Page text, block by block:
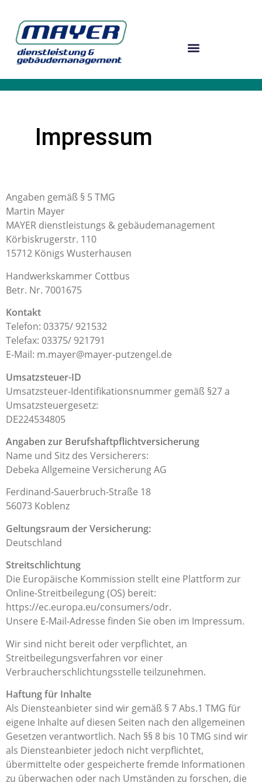
Impressum
Angaben gemäß § 5 TMG
Martin Mayer
MAYER dienstleistungs & gebäudemanagement
Körbiskrugerstr. 110
15712 Königs Wusterhausen
Handwerkskammer Cottbus
Betr. Nr. 7001675
Kontakt
Telefon: 03375/ 921532
Telefax: 03375/ 921791
E-Mail: m.mayer@mayer-putzengel.de
Umsatzsteuer-ID
Umsatzsteuer-Identifikationsnummer gemäß §27 a
Umsatzsteuergesetz:
DE224534805
Angaben zur Berufshaftpflichtversicherung
Name und Sitz des Versicherers:
Debeka Allgemeine Versicherung AG
Ferdinand-Sauerbruch-Straße 18
56073 Koblenz
Geltungsraum der Versicherung:
Deutschland
Streitschlichtung
Die Europäische Kommission stellt eine Plattform zur
Online-Streitbeilegung (OS) bereit:
https://ec.europa.eu/consumers/odr.
Unsere E-Mail-Adresse finden Sie oben im Impressum.
Wir sind nicht bereit oder verpflichtet, an
Streitbeilegungsverfahren vor einer
Verbraucherschlichtungsstelle teilzunehmen.
Haftung für Inhalte
Als Diensteanbieter sind wir gemäß § 7 Abs.1 TMG für
eigene Inhalte auf diesen Seiten nach den allgemeinen
Gesetzen verantwortlich. Nach §§ 8 bis 10 TMG sind wir
als Diensteanbieter jedoch nicht verpflichtet,
übermittelte oder gespeicherte fremde Informationen
zu überwachen oder nach Umständen zu forschen, die